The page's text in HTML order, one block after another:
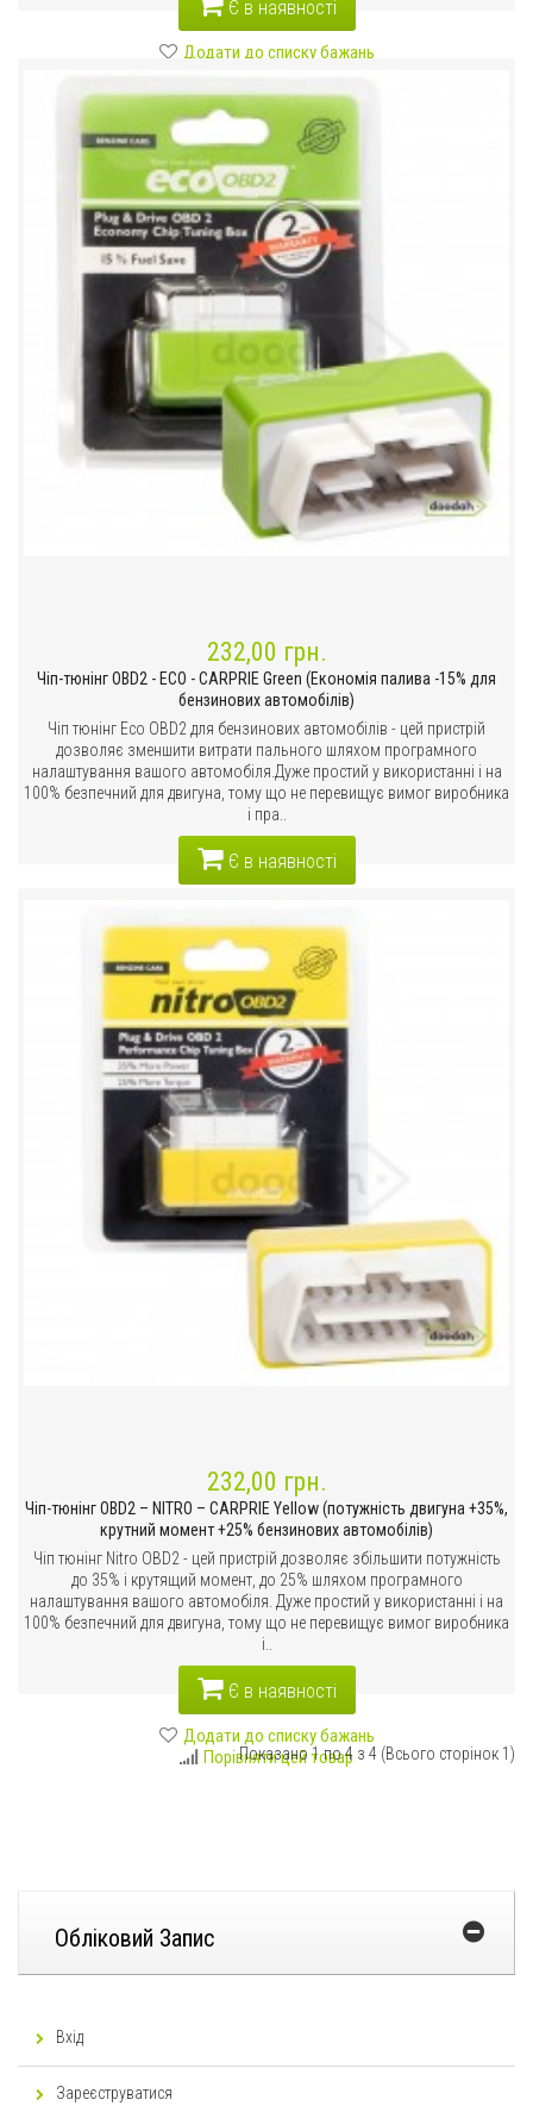
Є в наявності
Додати до списку бажань
232,00 грн.
Чіп-тюнінг OBD2 - ECO - CARPRIE Green (Економія палива -15% для
бензинових автомобілів)
Чіп тюнінг Eco OBD2 для бензинових автомобілів - цей пристрій
дозволяє зменшити витрати пального шляхом програмного
налаштування вашого автомобіля.Дуже простий у використанні і на
100% безпечний для двигуна, тому що не перевищує вимог виробника
і пра..
Є в наявності
Порівняти цей товар
232,00 грн.
Чіп-тюнінг OBD2 – NITRO – CARPRIE Yellow (потужність двигуна +35%,
крутний момент +25% бензинових автомобілів)
Чіп тюнінг Nitro OBD2 - цей пристрій дозволяє збільшити потужність
до 35% і крутящий момент, до 25% шляхом програмного
налаштування вашого автомобіля. Дуже простий у використанні і на
100% безпечний для двигуна, тому що не перевищує вимог виробника
і..
Є в наявності
Додати до списку бажань
Порівняти цей товар
Показано 1 по 4 з 4 (Всього сторінок 1)
Обліковий Запис
Вхід
Зареєструватися